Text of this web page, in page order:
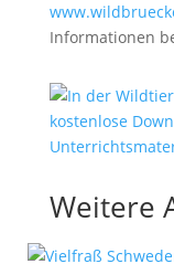
Informationen
Weitere